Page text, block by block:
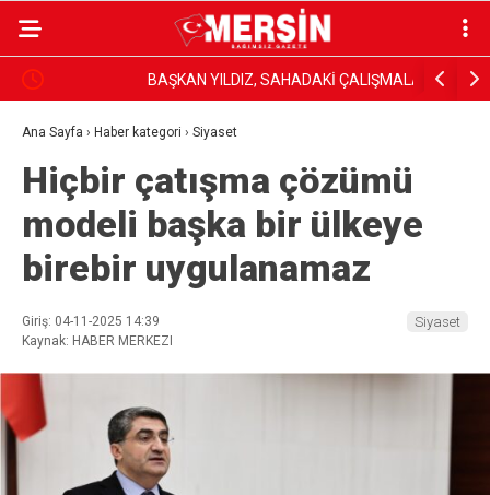
BAŞKAN YILDIZ, SAHADAKİ ÇALIŞMALARI YERİNDE
İNCELEDİ
Dim,
Ana Sayfa › Haber kategori › Siyaset
Hiçbir çatışma çözümü
modeli başka bir ülkeye
birebir uygulanamaz
Giriş: 04-11-2025 14:39
Kaynak: HABER MERKEZI
Siyaset